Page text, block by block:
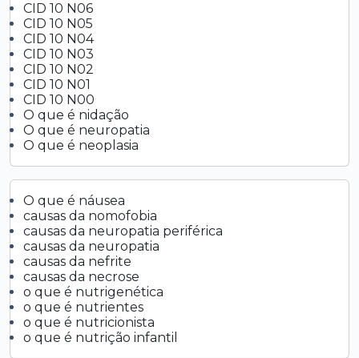
CID 10 N06
CID 10 N05
CID 10 N04
CID 10 N03
CID 10 N02
CID 10 N01
CID 10 N00
O que é nidação
O que é neuropatia
O que é neoplasia
O que é náusea
causas da nomofobia
causas da neuropatia periférica
causas da neuropatia
causas da nefrite
causas da necrose
o que é nutrigenética
o que é nutrientes
o que é nutricionista
o que é nutrição infantil